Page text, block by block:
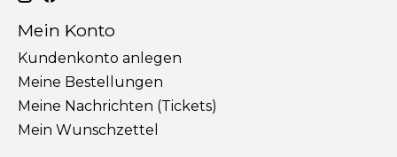
Mein Konto
Kundenkonto anlegen
Meine Bestellungen
Meine Nachrichten (Tickets)
Mein Wunschzettel